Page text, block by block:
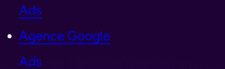
Ads
Agence Google
Ads